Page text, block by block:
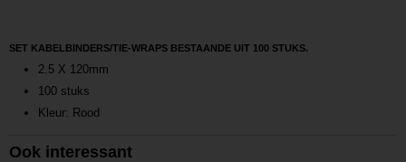
SET KABELBINDERS/TIE-WRAPS BESTAANDE UIT 100 STUKS.
2.5 X 120mm
100 stuks
Kleur: Rood
Ook interessant